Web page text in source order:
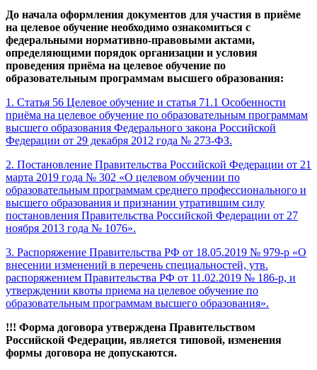
До начала оформления документов для участия в приёме
на целевое обучение необходимо ознакомиться с
федеральными нормативно-правовыми актами,
определяющими порядок организации и условия
проведения приёма на целевое обучение по
образовательным программам высшего образования:
1. Статья 56 Целевое обучение и статья 71.1 Особенности
приёма на целевое обучение по образовательным программам
высшего образования Федерального закона Российской
Федерации от 29 декабря 2012 года № 273-ФЗ.
2. Постановление Правительства Российской Федерации от 21
марта 2019 года № 302 «О целевом обучении по
образовательным программам среднего профессионального и
высшего образования и признании утратившим силу
постановления Правительства Российской Федерации от 27
ноября 2013 года № 1076».
3. Распоряжение Правительства РФ от 18.05.2019 № 979-р «О
внесении изменений в перечень специальностей, утв.
распоряжением Правительства РФ от 11.02.2019 № 186-р, и
утверждении квоты приема на целевое обучение по
образовательным программам высшего образования».
!!! Форма договора утверждена Правительством
Российской Федерации, является типовой, изменения
формы договора не допускаются.